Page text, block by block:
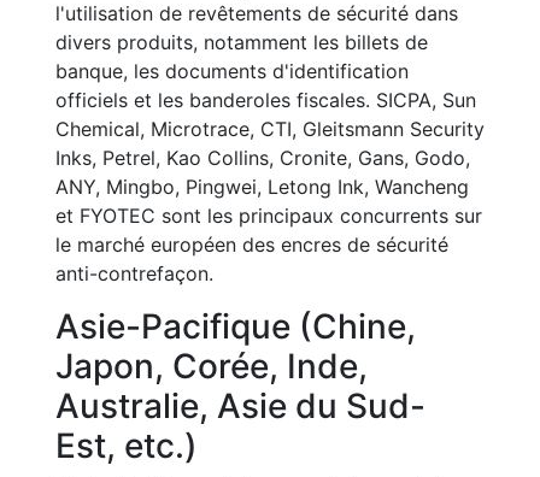
l'utilisation de revêtements de sécurité dans
divers produits, notamment les billets de
banque, les documents d'identification
officiels et les banderoles fiscales. SICPA, Sun
Chemical, Microtrace, CTI, Gleitsmann Security
Inks, Petrel, Kao Collins, Cronite, Gans, Godo,
ANY, Mingbo, Pingwei, Letong Ink, Wancheng
et FYOTEC sont les principaux concurrents sur
le marché européen des encres de sécurité
anti-contrefaçon.
Asie-Pacifique (Chine,
Japon, Corée, Inde,
Australie, Asie du Sud-
Est, etc.)